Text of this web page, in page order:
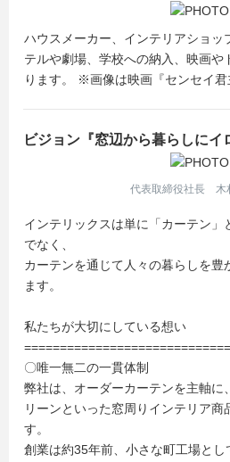
ハウスメーカー、インテリアショッ
テルや劇場、学校への納入、映画や
ります。 ※画像は映画『センセイ君
ビジョン『窓辺から暮らしにイ
代表取締役社長
インテリックスは単に「カーテン」
でなく、
カーテンを通じて人々の暮らしを豊
ます。
私たちが大切にしている想い
〇唯一無二の一貫体制
弊社は、オーダーカーテンを主軸に
リーンといった窓周りインテリア商
す。
創業は約35年前、小さな町工場と